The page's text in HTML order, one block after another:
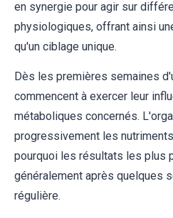
en synergie pour agir sur
physiologiques, offrant ainsi
qu'un ciblage unique.
Dès les premières semaines
commencent à exercer leur
métaboliques concernés.
progressivement les
pourquoi les résultats les plus
généralement après quelques
régulière.